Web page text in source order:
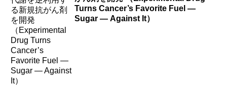
Turns Cancer’s Favorite Fuel —
Sugar — Against It）